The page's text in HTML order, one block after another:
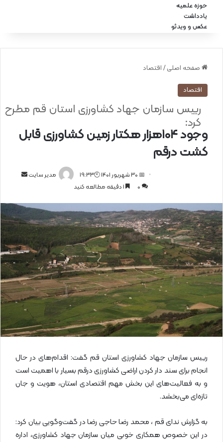
حوزه علمیه
یادداشت
عکس و ویدئو
صفحه اصلی / اقتصاد
اقتصاد
وجود ۱۰۴هزار هکتار زمین کشاورزی قابل
کشت درقم
رییس سازمان جهاد کشاورزی استان قم مطرح
کرد:
مدیر سایت
ل
ی
م
ل
📅 30 شهریور 1401 🕙19:33
0
رییس سازمان جهاد کشاورزی استان قم گفت: اقدام‌های در حال
انجام برای سند دار کردن اراضی کشاورزی درقم بسیار با اهمیت است
و به فعالیت‌های این بخش مهم اقتصادی استان، هویت و جان
تازه‌ای می‌بخشد.
به گزارش ندای قم ، محمد رضا حاجی رضا در گفت‌وگویی بیان کرد:
در این خصوص همکاری خوبی میان سازمان جهاد کشاورزی، اداره